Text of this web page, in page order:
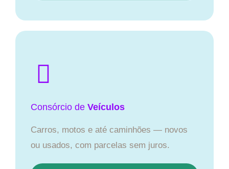
Consórcio de Veículos
Carros, motos e até caminhões — novos
ou usados, com parcelas sem juros.